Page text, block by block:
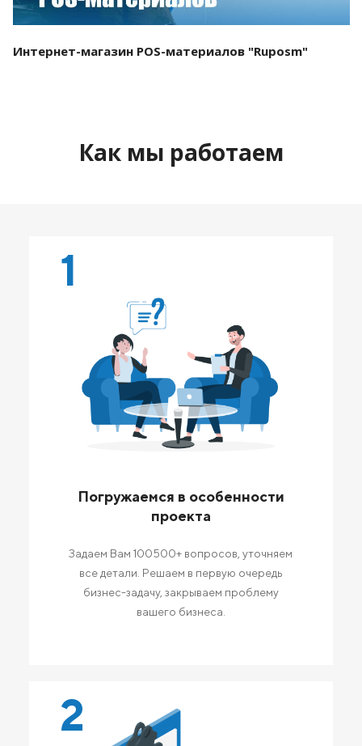
Интернет-магазин POS-материалов "Ruposm"
Как мы работаем
1
Погружаемся в особенности
проекта
Задаем Вам 100500+ вопросов, уточняем
все детали. Решаем в первую очередь
бизнес-задачу, закрываем проблему
вашего бизнеса.
2